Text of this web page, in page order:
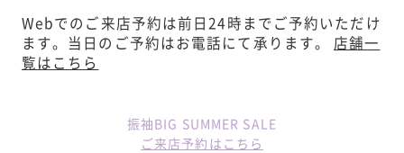
Webでのご来店予約は前日24時までご予約いただけ
ます。 当日のご予約はお電話にて承ります。 店舗一
覧はこちら
振袖BIG SUMMER SALE
ご来店予約はこちら